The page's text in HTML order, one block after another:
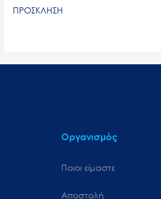
ΠΡΟΣΚΛΗΣΗ
Οργανισμός
Ποιοι είμαστε
Αποστολή